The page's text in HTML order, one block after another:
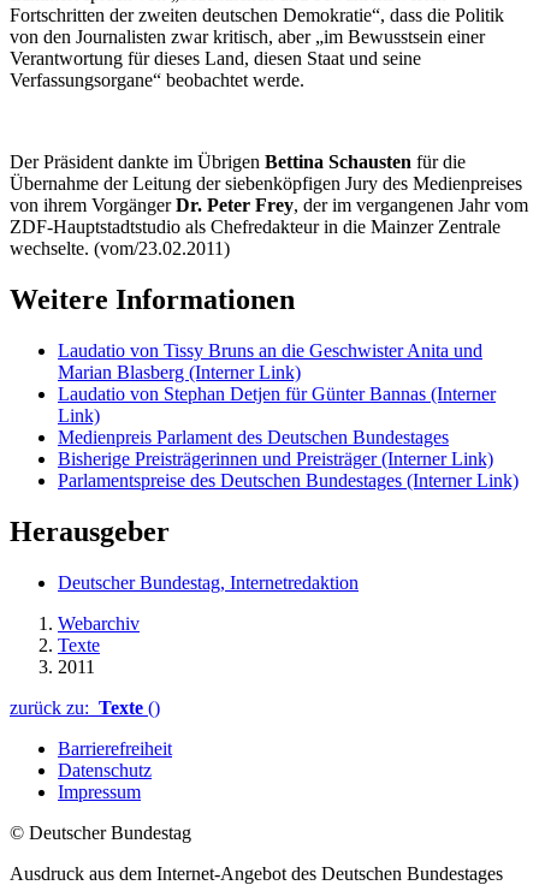
Fortschritten der zweiten deutschen Demokratie“, dass die Politik
von den Journalisten zwar kritisch, aber „im Bewusstsein einer
Verantwortung für dieses Land, diesen Staat und seine
Verfassungsorgane“ beobachtet werde.
Der Präsident dankte im Übrigen Bettina Schausten für die
Übernahme der Leitung der siebenköpfigen Jury des Medienpreises
von ihrem VorgängerDr. Peter Frey, der im vergangenen Jahr vom
ZDF-Hauptstadtstudio als Chefredakteur in die Mainzer Zentrale
wechselte. (vom/23.02.2011)
Weitere Informationen
Laudatio von Tissy Bruns an die Geschwister Anita und
Marian Blasberg (Interner Link)
Laudatio von Stephan Detjen für Günter Bannas (Interner
Link)
Medienpreis Parlament des Deutschen Bundestages
Bisherige Preisträgerinnen und Preisträger(Interner Link)
Parlamentspreise des Deutschen Bundestages (Interner Link)
Herausgeber
Deutscher Bundestag, Internetredaktion
Webarchiv
Texte
2011
zurück zu: Texte ()
Barrierefreiheit
Datenschutz
Impressum
© Deutscher Bundestag
Ausdruck aus dem Internet-Angebot des Deutschen Bundestages